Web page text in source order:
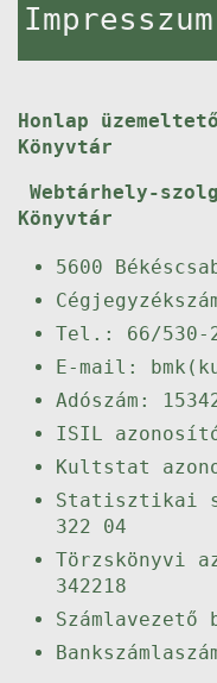
Impresszum
Honlap
Könyvtár
Webtárhely-
Könyvtár
5600
Tel.: 66/530-
E-mail:
Adószám:
ISIL
Kultstat
Statisztikai
322 04
Törzskönyvi
342218
Számlavezető